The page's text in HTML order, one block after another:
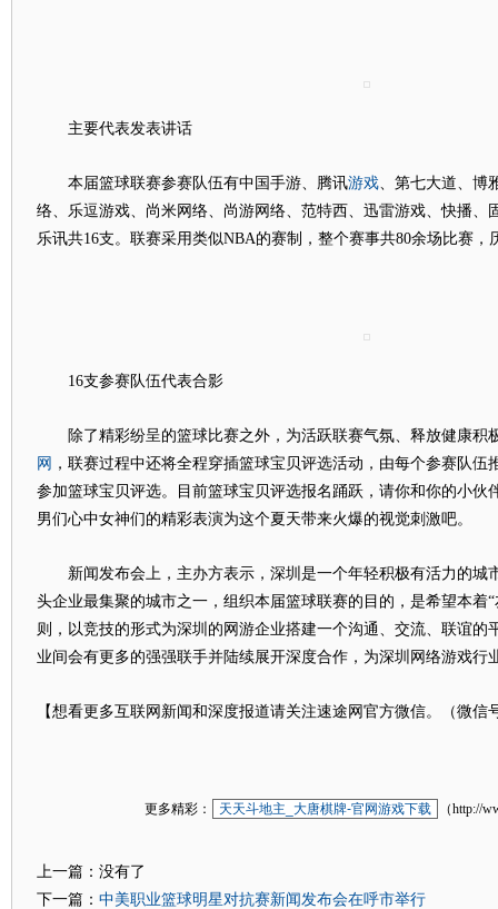
主要代表发表讲话
本届篮球联赛参赛队伍有中国手游、腾讯游戏、第七大道、博
络、乐逗游戏、尚米网络、尚游网络、范特西、迅雷游戏、快播、
乐讯共16支。联赛采用类似NBA的赛制，整个赛事共80余场比赛，
16支参赛队伍代表合影
除了精彩纷呈的篮球比赛之外，为活跃联赛气氛、释放健康积
网 ，联赛过程中还将全程穿插篮球宝贝评选活动，由每个参赛队伍
参加篮球宝贝评选。目前篮球宝贝评选报名踊跃，请你和你的小伙
男们心中女神们的精彩表演为这个夏天带来火爆的视觉刺激吧。
新闻发布会上，主办方表示，深圳是一个年轻积极有活力的城
头企业最集聚的城市之一，组织本届篮球联赛的目的，是希望本着
则，以竞技的形式为深圳的网游企业搭建一个沟通、交流、联谊的
业间会有更多的强强联手并陆续展开深度合作，为深圳网络游戏行
【想看更多互联网新闻和深度报道请关注速途网官方微信。（微信
更多精彩： 天天斗地主_大唐棋牌-官网游戏下载 （http://
上一篇：没有了
下一篇： 中美职业篮球明星对抗赛新闻发布会在呼市举行